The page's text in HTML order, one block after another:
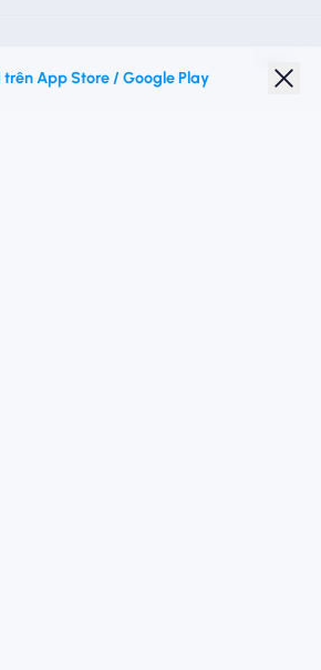
App Store / Google Play